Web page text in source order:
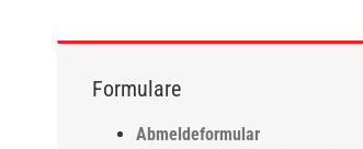
Formulare
Abmeldeformular